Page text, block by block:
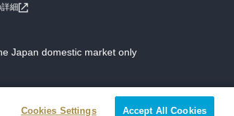
細
Japan domestic market only
Cookies Settings Accept All Cookies